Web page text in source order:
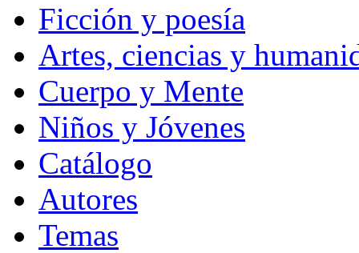
Ficción y poesía
Artes, ciencias y
Cuerpo y Mente
Niños y Jóvenes
Catálogo
Autores
Temas